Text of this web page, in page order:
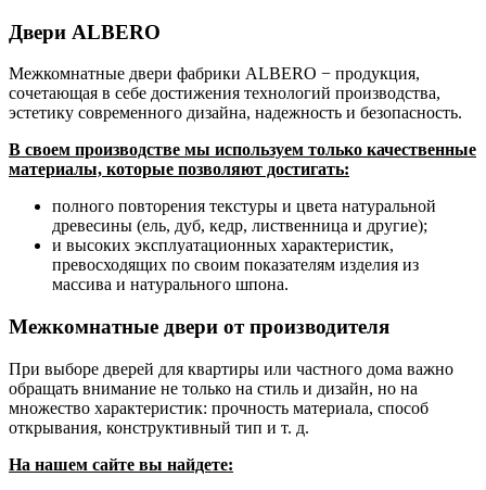
Двери ALBERO
Межкомнатные двери фабрики ALBERO − продукция,
сочетающая в себе достижения технологий производства,
эстетику современного дизайна, надежность и безопасность.
В своем производстве мы используем только качественные
материалы, которые позволяют достигать:
полного повторения текстуры и цвета натуральной
древесины (ель, дуб, кедр, лиственница и другие);
и высоких эксплуатационных характеристик,
превосходящих по своим показателям изделия из
массива и натурального шпона.
Межкомнатные двери от производителя
При выборе дверей для квартиры или частного дома важно
обращать внимание не только на стиль и дизайн, но на
множество характеристик: прочность материала, способ
открывания, конструктивный тип и т. д.
На нашем сайте вы найдете: